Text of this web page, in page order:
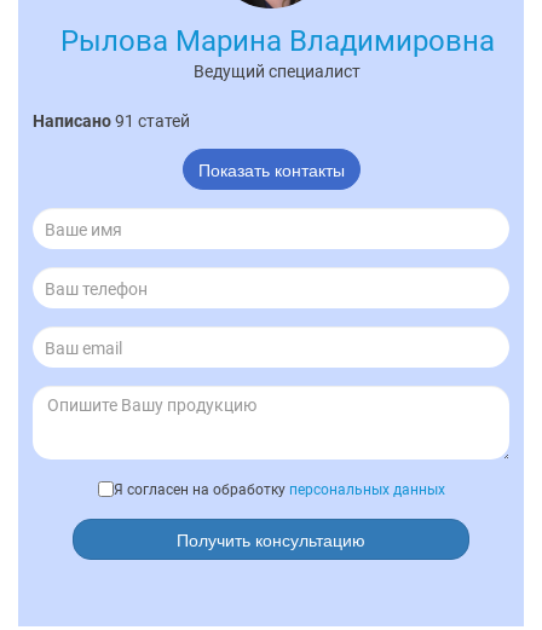
Рылова Марина Владимировна
Ведущий специалист
Написано91 статей
Показать контакты
Я согласен на обработку персональных данных
Получить консультацию